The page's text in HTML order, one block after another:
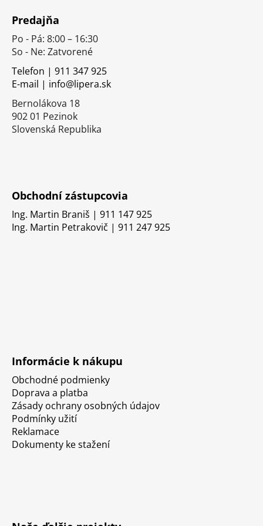
Predajňa
Po - Pá: 8:00 – 16:30
So - Ne: Zatvorené
Telefon | 911 347 925
E-mail | info@lipera.sk
Bernolákova 18
902 01 Pezinok
Slovenská Republika
Obchodní zástupcovia
Ing. Martin Braniš | 911 147 925
Ing. Martin Petrakovič | 911 247 925
Informácie k nákupu
Obchodné podmienky
Doprava a platba
Zásady ochrany osobných údajov
Podmínky užití
Reklamace
Dokumenty ke stažení